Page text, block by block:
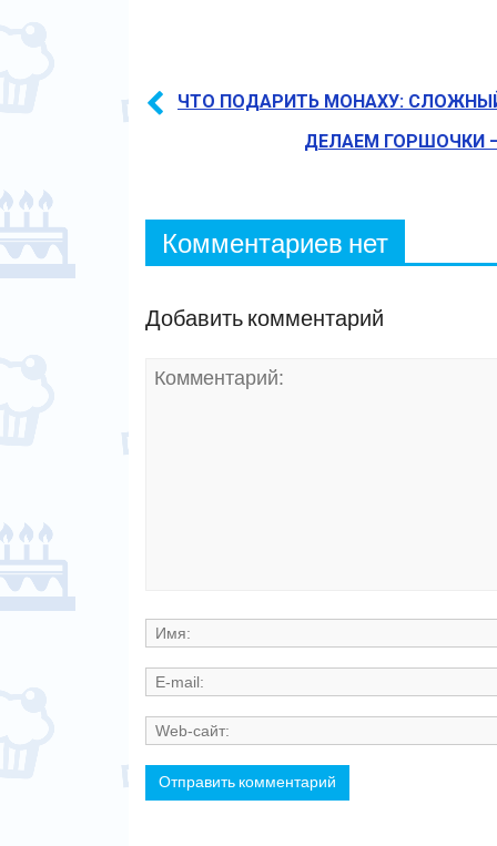
ЧТО ПОДАРИТЬ МОНАХУ:
ДЕЛАЕМ ГОРШОЧКИ
Комментариев нет
Добавить комментарий